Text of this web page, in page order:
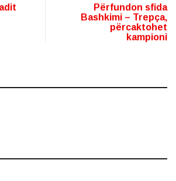
Përfundon sfida
Bashkimi – Trepça,
përcaktohet
kampioni